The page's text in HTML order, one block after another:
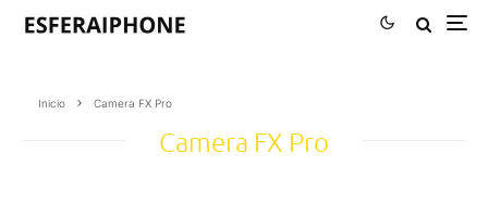
Inicio Camera FX Pro
Camera FX Pro